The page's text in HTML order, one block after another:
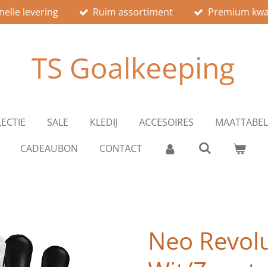
levering Ruim assortiment Premium
TS Goalkeeping
SALE KLEDIJ ACCESOIRES MAATTABEL
CADEAUBON
CONTACT
Neo